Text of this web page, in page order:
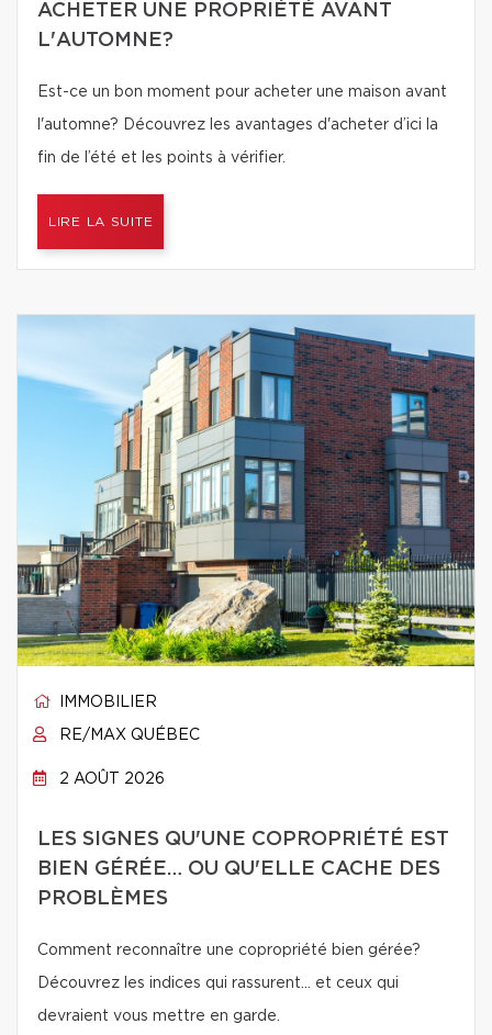
ACHETER UNE PROPRIÉTÉ AVANT
L'AUTOMNE?
Est-ce un bon moment pour acheter une maison avant
l'automne? Découvrez les avantages d'acheter d’ici la
fin de l’été et les points à vérifier.
LIRE LA SUITE
IMMOBILIER
RE/MAX QUÉBEC
2 AOÛT 2026
LES SIGNES QU'UNE COPROPRIÉTÉ EST
BIEN GÉRÉE… OU QU'ELLE CACHE DES
PROBLÈMES
Comment reconnaître une copropriété bien gérée?
Découvrez les indices qui rassurent… et ceux qui
devraient vous mettre en garde.